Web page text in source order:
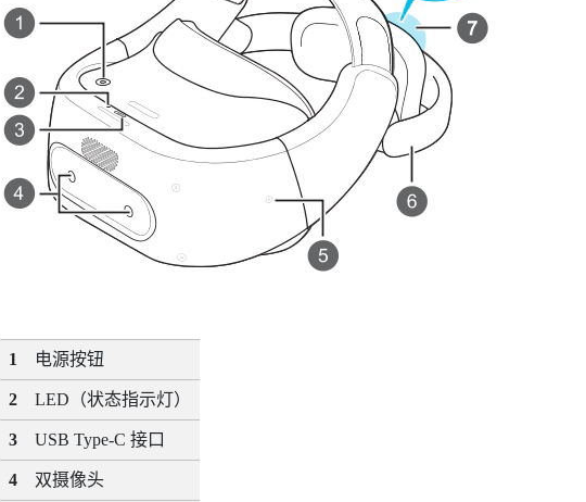
1 电源按钮
2 LED（状态指示灯）
3 USB Type-C 接口
4 双摄像头